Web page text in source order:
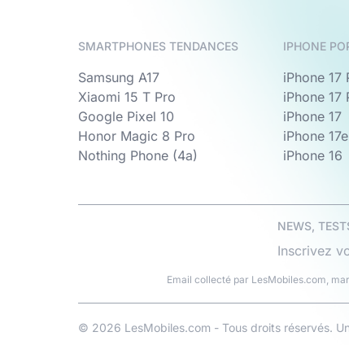
SMARTPHONES TENDANCES
Samsung A17
Xiaomi 15 T Pro
Google Pixel 10
Honor Magic 8 Pro
Nothing Phone (4a)
IPHONE
iPhone 17
iPhone 17
iPhone 17
iPhone 17e
iPhone 16
NEWS,
Inscrivez
Email collecté par LesMobiles.com,
© 2026 LesMobiles.com - Tous droits réservés.